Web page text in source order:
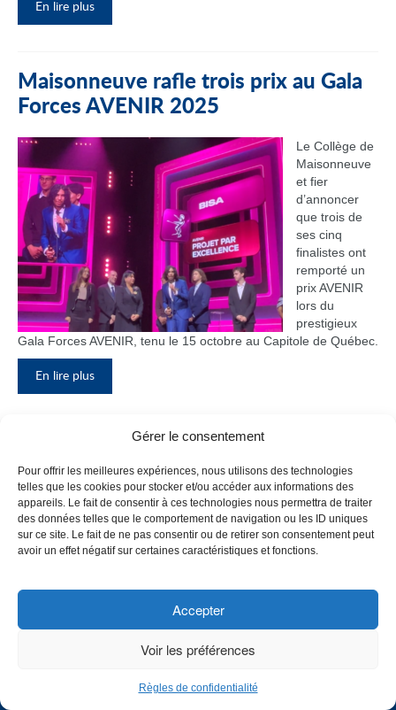
Gérer le consentement
Pour offrir les meilleures expériences, nous utilisons des technologies
telles que les cookies pour stocker et/ou accéder aux informations des
appareils. Le fait de consentir à ces technologies nous permettra de traiter
des données telles que le comportement de navigation ou les ID uniques
sur ce site. Le fait de ne pas consentir ou de retirer son consentement peut
avoir un effet négatif sur certaines caractéristiques et fonctions.
Accepter
Voir les préférences
Règles de confidentialité
En lire plus
Maisonneuve rafle trois prix au Gala
Forces AVENIR 2025
Le Collège de
Maisonneuve
et fier
d’annoncer
que trois de
ses cinq
finalistes ont
remporté un
prix AVENIR
lors du
prestigieux
Gala Forces AVENIR, tenu le 15 octobre au Capitole de Québec.
En lire plus
bloc F
Le Collège de
Maisonneuve
a inauguré
CHOISISSEZ UN PROFIL